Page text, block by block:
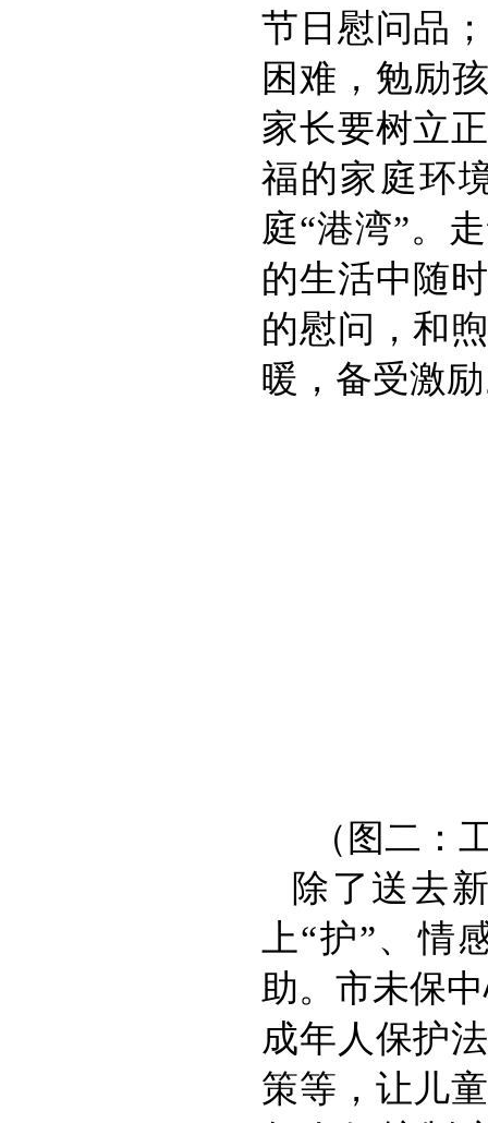
节日慰问品
困难，勉励
家长要树立
福的家庭环
庭“港湾”。
的生活中随
的慰问，和
暖，备受激
（图二：
除了送去
上“护”、情
助。市未保
成年人保护
策等，让儿